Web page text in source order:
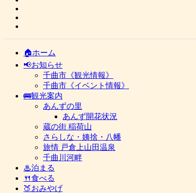
🏠ホーム
📢お知らせ
千曲市《観光情報》
千曲市《イベント情報》
🚌観光案内
あんずの里
あんず開花状況
蔵の街 稲荷山
さらしな・姨捨・八幡
旅情 戸倉上山田温泉
千曲川河畔
♨泊まる
🍴食べる
🍑おみやげ